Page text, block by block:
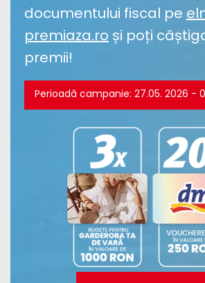
documentului fiscal pe
premiaza.ro și poți
premii!
Perioadă campanie: 27.05. 2026 -